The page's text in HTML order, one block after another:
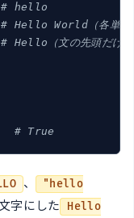
# hello
# Hello World（各単語
# Hello（文の先頭だけ大
# True
、
"hello
字にした
Hello